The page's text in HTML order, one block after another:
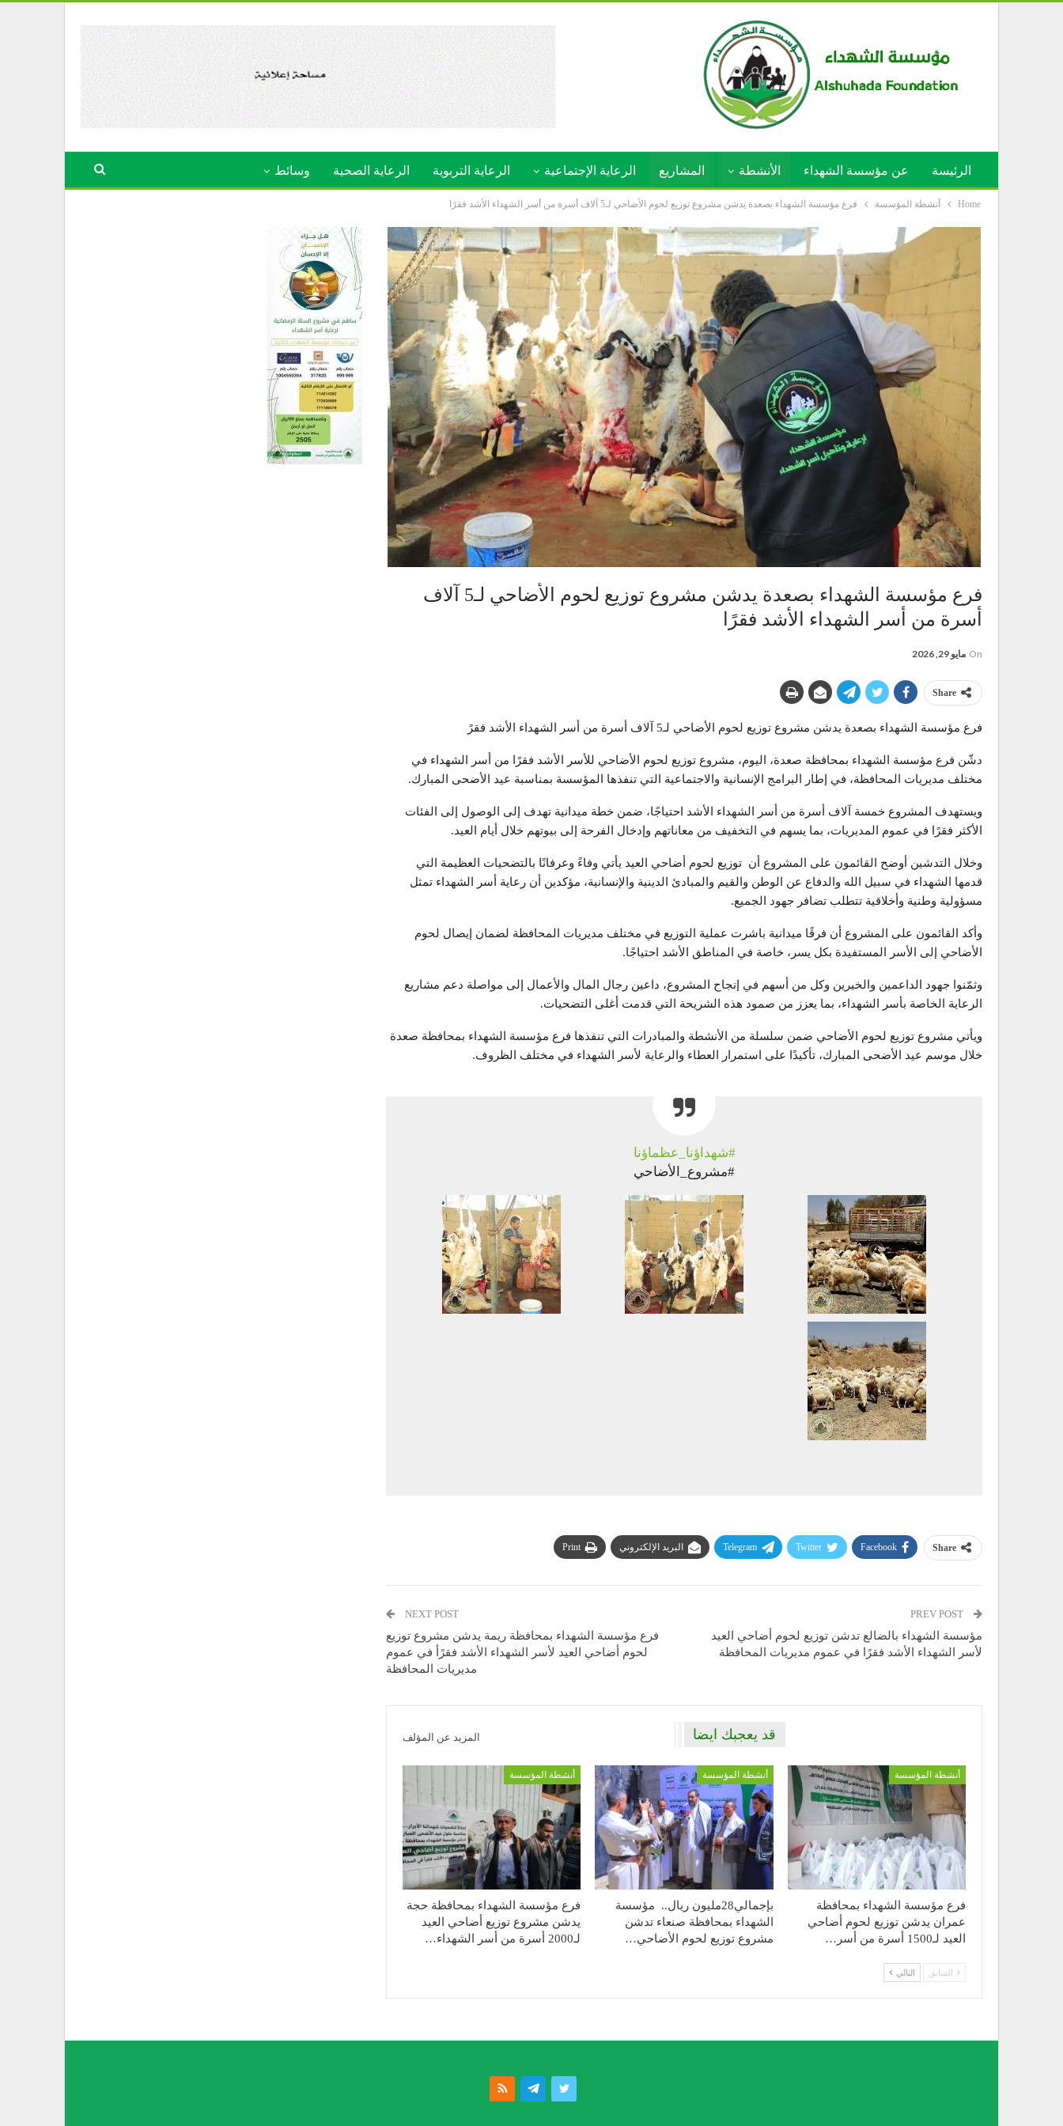
الرئيسة عن مؤسسة الشهداء الأنشطة المشاريع الرعاية الإجتماعية الرعاية التربوية الرعاية الصحية وسائط
Home أنشطة المؤسسة فرع مؤسسة الشهداء بصعدة يدشن مشروع توزيع لحوم الأضاحي لـ5 آلاف أسرة من أسر الشهداء الأشد فقرًا
فرع مؤسسة الشهداء بصعدة يدشن مشروع توزيع لحوم الأضاحي لـ5 آلاف
أسرة من أسر الشهداء الأشد فقرًا
On مايو 29, 2026
Share
فرع مؤسسة الشهداء بصعدة يدشن مشروع توزيع لحوم الأضاحي لـ5 آلاف أسرة من أسر الشهداء الأشد فقرً
دشّن فرع مؤسسة الشهداء بمحافظة صعدة، اليوم، مشروع توزيع لحوم الأضاحي للأسر الأشد فقرًا من أسر الشهداء في
مختلف مديريات المحافظة، في إطار البرامج الإنسانية والاجتماعية التي تنفذها المؤسسة بمناسبة عيد الأضحى المبارك.
ويستهدف المشروع خمسة آلاف أسرة من أسر الشهداء الأشد احتياجًا، ضمن خطة ميدانية تهدف إلى الوصول إلى الفئات
الأكثر فقرًا في عموم المديريات، بما يسهم في التخفيف من معاناتهم وإدخال الفرحة إلى بيوتهم خلال أيام العيد.
وخلال التدشين أوضح القائمون على المشروع أن توزيع لحوم أضاحي العيد يأتي وفاءً وعرفانًا بالتضحيات العظيمة التي
قدمها الشهداء في سبيل الله والدفاع عن الوطن والقيم والمبادئ الدينية والإنسانية، مؤكدين أن رعاية أسر الشهداء تمثل
مسؤولية وطنية وأخلاقية تتطلب تضافر جهود الجميع.
وأكد القائمون على المشروع أن فرقًا ميدانية باشرت عملية التوزيع في مختلف مديريات المحافظة لضمان إيصال لحوم
الأضاحي إلى الأسر المستفيدة بكل يسر، خاصة في المناطق الأشد احتياجًا.
وثمّنوا جهود الداعمين والخيرين وكل من أسهم في إنجاح المشروع، داعين رجال المال والأعمال إلى مواصلة دعم مشاريع
الرعاية الخاصة بأسر الشهداء، بما يعزز من صمود هذه الشريحة التي قدمت أغلى التضحيات.
ويأتي مشروع توزيع لحوم الأضاحي ضمن سلسلة من الأنشطة والمبادرات التي تنفذها فرع مؤسسة الشهداء بمحافظة صعدة
خلال موسم عيد الأضحى المبارك، تأكيدًا على استمرار العطاء والرعاية لأسر الشهداء في مختلف الظروف.
#شهداؤنا_عظماؤنا
#مشروع_الأضاحي
Share
Facebook
Twitter
Telegram البريد الإلكتروني Print
مؤسسة الشهداء بالضالع تدشن توزيع لحوم أضاحي العيد
لأسر الشهداء الأشد فقرًا في عموم مديريات المحافظة
NEXT POST
فرع مؤسسة الشهداء بمحافظة ريمة يدشن مشروع توزيع
لحوم أضاحي العيد لأسر الشهداء الأشد فقرًأ في عموم
مديريات المحافظة
قد يعجبك ايضا المزيد عن المؤلف
أنشطة المؤسسة
فرع مؤسسة الشهداء بمحافظة
عمران يدشن توزيع لحوم أضاحي
العيد لـ1500 أسرة من أسر…
أنشطة المؤسسة
بإجمالي28مليون ريال.. مؤسسة
الشهداء بمحافظة صنعاء تدشن
مشروع توزيع لحوم الأضاحي…
أنشطة المؤسسة
فرع مؤسسة الشهداء بمحافظة حجة
يدشن مشروع توزيع أضاحي العيد
لـ2000 أسرة من أسر الشهداء…
السابق التالي